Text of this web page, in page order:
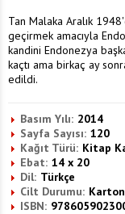
Tan Malaka Aralık
geçirmek amacıyla
kandini Endonezya
kaçtı ama birkaç ay
edildi.
Basım Yılı: 2014
Sayfa Sayısı: 120
Kağıt Türü: Kitap
Ebat: 14 x 20
Dil: Türkçe
Cilt Durumu:
ISBN: